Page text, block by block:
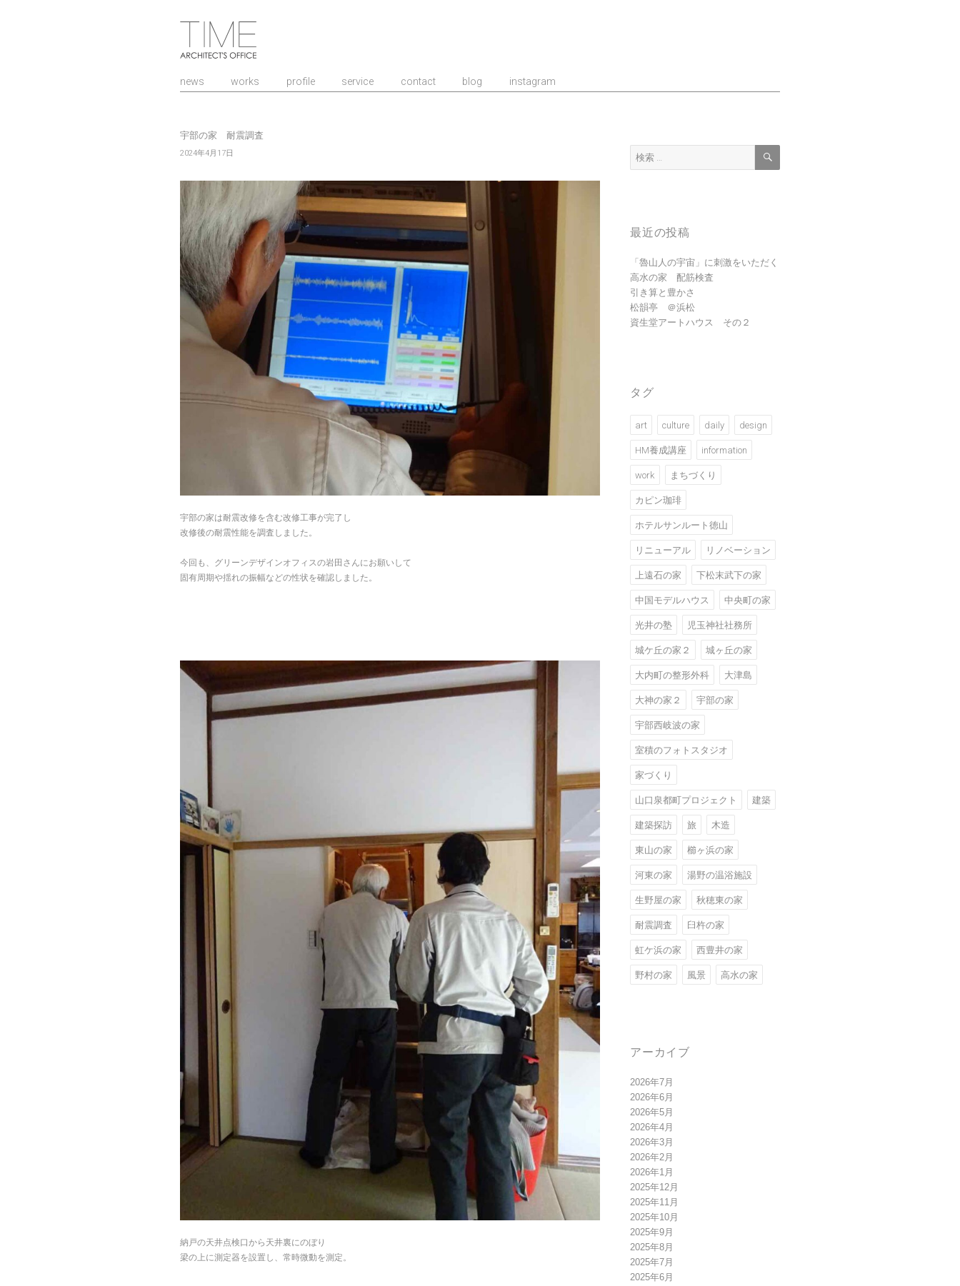
山口県/建築設計事務所/建築家 TIME
news works profile service contact blog instagram
宇部の家 耐震調査
投
2024年4月17日
宇部の家は耐震改修を含む改修工事が完了し
改修後の耐震性能を調査しました。
今回も、グリーンデザインオフィスの岩田さんにお願いして
固有周期や揺れの振幅などの性状を確認しました。
納戸の天井点検口から天井裏にのぼり
梁の上に測定器を設置し、常時微動を測定。
検
検
最近の投稿
「魯山人の宇宙」に刺激をいただく
高水の家 配筋検査
引き算と豊かさ
松韻亭 ＠浜松
資生堂アートハウス その２
タグ
art culture daily design
HM養成講座 information
work まちづくり
カピン珈琲
ホテルサンルート徳山
リニューアル リノベーション
上遠石の家 下松末武下の家
中国モデルハウス 中央町の家
光井の塾 児玉神社社務所
城ケ丘の家２ 城ヶ丘の家
大内町の整形外科 大津島
大神の家２ 宇部の家
宇部西岐波の家
室積のフォトスタジオ
家づくり
山口泉都町プロジェクト 建築
建築探訪 旅 木造
東山の家 櫛ヶ浜の家
河東の家 湯野の温浴施設
生野屋の家 秋穂東の家
耐震調査 臼杵の家
虹ケ浜の家 西豊井の家
野村の家 風景 高水の家
アーカイブ
2026年7月
2026年6月
2026年5月
2026年4月
2026年3月
2026年2月
2026年1月
2025年12月
2025年11月
2025年10月
2025年9月
2025年8月
2025年7月
2025年6月